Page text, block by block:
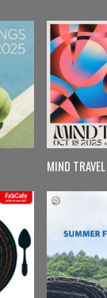
MIND TRAVEL